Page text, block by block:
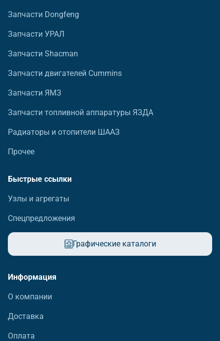
Запчасти Dongfeng
Запчасти УРАЛ
Запчасти Shacman
Запчасти двигателей Cummins
Запчасти ЯМЗ
Запчасти топливной аппаратуры ЯЗДА
Радиаторы и отопители ШААЗ
Прочее
Быстрые ссылки
Узлы и агрегаты
Спецпредложения
Графические каталоги
Информация
О компании
Доставка
Оплата